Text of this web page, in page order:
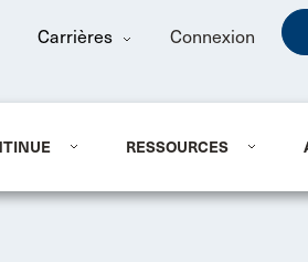
Carrières Connexion
RESSOURCES